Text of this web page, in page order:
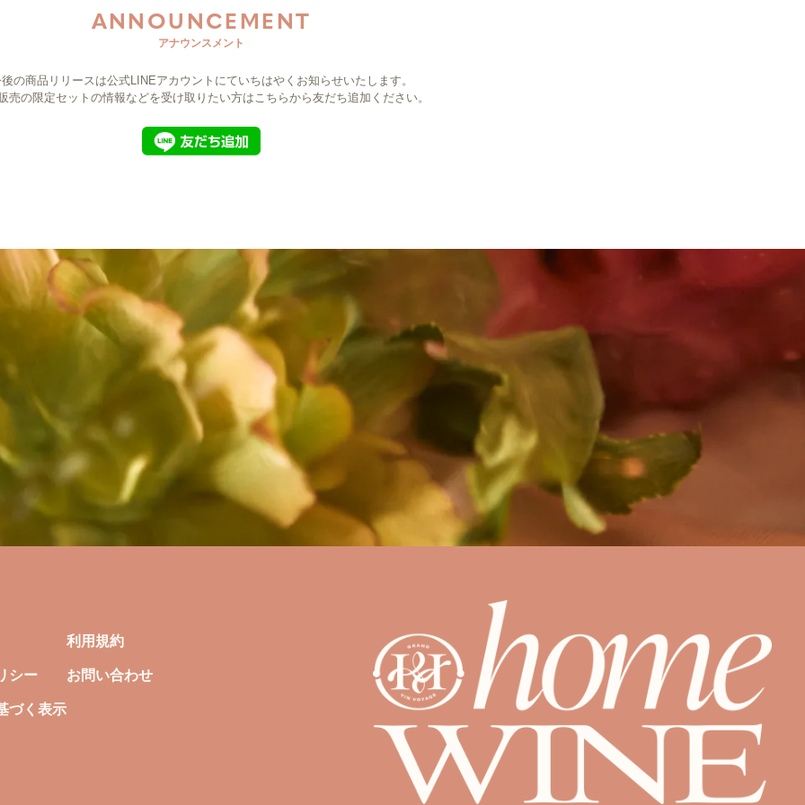
ANNOUNCEMENT
アナウンスメント
の商品リリースは公式LINEアカウントにていちはやくお知らせいたします。
売の限定セットの情報などを受け取りたい方は こちらから友だち追加ください。
シー
づく表示
利用規約
お問い合わせ